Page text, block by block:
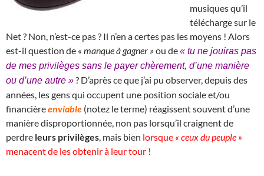
musiques qu’il
télécharge sur le
Net ? Non, n’est-ce pas ? Il n’en a certes pas les moyens ! Alors
est-il question de « manque à gagner » ou de« tu ne jouiras pas
de mes privilèges sans le payer chèrement, d’une manière
ou d’une autre »? D’après ce que j’ai pu observer, depuis des
années, les gens qui occupent une position sociale et/ou
financièreenviable (notez le terme) réagissent souvent d’une
manière disproportionnée, non pas lorsqu’il craignent de
perdre leurs privilèges , mais bien lorsque « ceux du peuple »
menacent de les obtenir à leur tour !